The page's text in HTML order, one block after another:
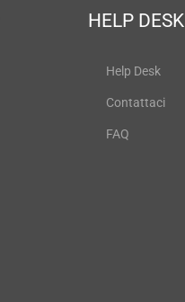
HELP DESK
Help Desk
Contattaci
FAQ